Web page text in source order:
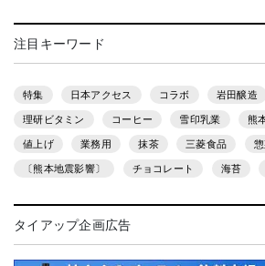
注目キーワード
特集 日本アクセス コラボ 岩田醸造
理研ビタミン コーヒー 雪印乳業 熊
値上げ 業務用 抹茶 三菱食品
〔熊本地震影響〕 チョコレート 海苔
タイアップ企画広告